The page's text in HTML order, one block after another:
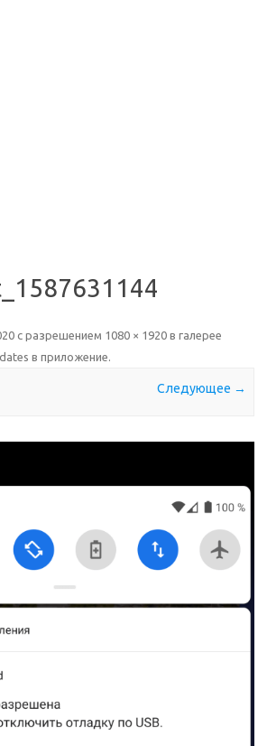
с разрешением 1080 × 1920 в галерее
в приложение.
Следующее →